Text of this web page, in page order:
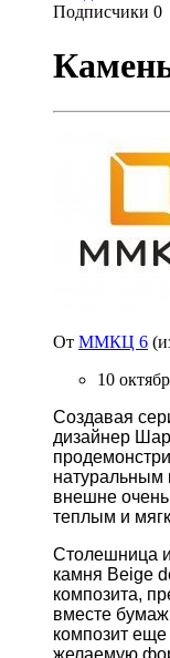
Подписчики 0
От ММКЦ 6
10
Создавая
дизайнер
натуральным
внешне
теплым и
Столешница
камня Beige
композита,
вместе
композит
желаемую